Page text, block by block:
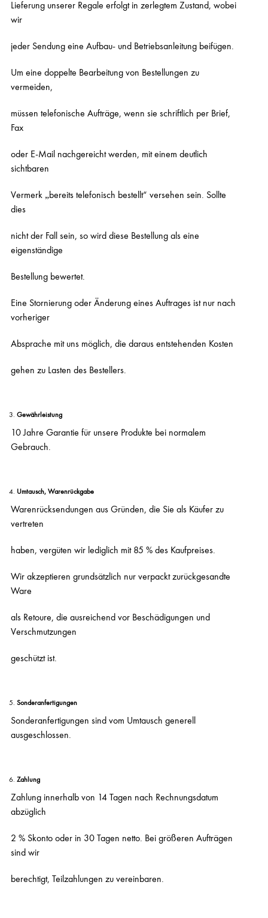
Lieferung unserer Regale erfolgt in zerlegtem Zustand, wobei
wir
jeder Sendung eine Aufbau- und Betriebsanleitung beifügen.
Um eine doppelte Bearbeitung von Bestellungen zu
vermeiden,
müssen telefonische Aufträge, wenn sie schriftlich per Brief,
Fax
oder E-Mail nachgereicht werden, mit einem deutlich
sichtbaren
Vermerk „bereits telefonisch bestellt“ versehen sein. Sollte
dies
nicht der Fall sein, so wird diese Bestellung als eine
eigenständige
Bestellung bewertet.
Eine Stornierung oder Änderung eines Auftrages ist nur nach
vorheriger
Absprache mit uns möglich, die daraus entstehenden Kosten
gehen zu Lasten des Bestellers.
Gewährleistung
10 Jahre Garantie für unsere Produkte bei normalem
Gebrauch.
Umtausch, Warenrückgabe
Warenrücksendungen aus Gründen, die Sie als Käufer zu
vertreten
haben, vergüten wir lediglich mit 85 % des Kaufpreises.
Wir akzeptieren grundsätzlich nur verpackt zurückgesandte
Ware
als Retoure, die ausreichend vor Beschädigungen und
Verschmutzungen
geschützt ist.
Sonderanfertigungen
Sonderanfertigungen sind vom Umtausch generell
ausgeschlossen.
Zahlung
Zahlung innerhalb von 14 Tagen nach Rechnungsdatum
abzüglich
2 % Skonto oder in 30 Tagen netto. Bei größeren Aufträgen
sind wir
berechtigt, Teilzahlungen zu vereinbaren.